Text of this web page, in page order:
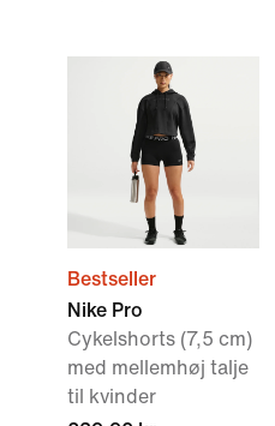
Bestseller
Nike Pro
Cykelshorts (7,5 cm)
med mellemhøj talje
til kvinder